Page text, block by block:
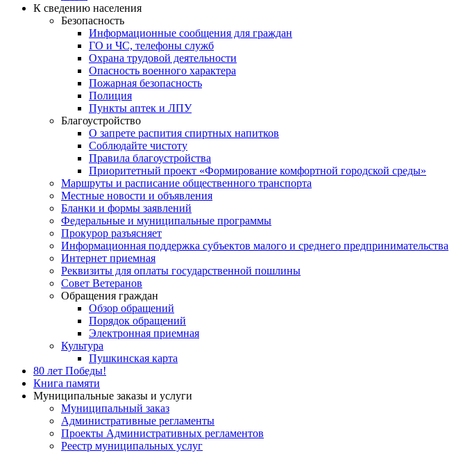
К сведению населения
Безопасность
Информационные сообщения для граждан
ГО и ЧС, телефоны служб
Охрана трудовой деятельности
Опасность военного характера
Пожарная безопасность
Полиция
Пункты аптек и ЛПУ
Благоустройство
О запрете распития спиртных напитков
Соблюдайте чистоту
Правила благоустройства
Приоритетный проект «Формирование комфортной городской среды»
Маршруты и расписание общественного транспорта
Местные новости и объявления
Бланки и формы заявлений
Федеральные и муниципальные программы
Прокурор разъясняет
Информационная поддержка субъектов малого и среднего предпринимательства
Интернет приемная
Реквизиты для оплаты государственной пошлины
Совет Ветеранов
Обращения граждан
Обзор обращений
Порядок обращений
Электронная приемная
Культура
Пушкинская карта
80 лет Победы!
Книга памяти
Муниципальные заказы и услуги
Муниципальный заказ
Административные регламенты
Проекты Административных регламентов
Реестр муниципальных услуг